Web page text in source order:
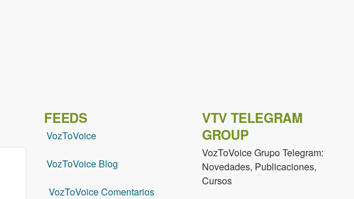
FEEDS
VozToVoice
VozToVoice Blog
VozToVoice Comentarios
VTV TELEGRAM
GROUP
VozToVoice Grupo Telegram:
Novedades, Publicaciones,
Cursos